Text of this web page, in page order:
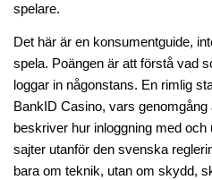
spelare.
Det här är en konsumentguide,
spela. Poängen är att förstå vad
loggar in någonstans. En rimlig
BankID Casino, vars genomgång
beskriver hur inloggning med
sajter utanför den svenska
bara om teknik, utan om skydd,